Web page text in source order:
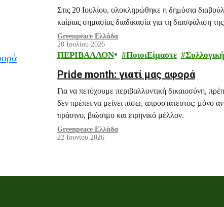
Στις 20 Ιουλίου, ολοκληρώθηκε η δημόσια
καίριας σημασίας διαδικασία για τη διασφάλιση
Greenpeace Ελλάδα
20 Ιουλίου 2026
ΠΕΡΙΒΑΛΛΟΝ ΠοιοιΕίμαστε
Pride month: γιατί μας αφορά
Για να πετύχουμε περιβαλλοντική δικαιοσύνη,
δεν πρέπει να μείνει πίσω, απροστάτευτος: μόνο
πράσινο, βιώσιμο και ειρηνικό μέλλον.
Greenpeace Ελλάδα
22 Ιουνίου 2026